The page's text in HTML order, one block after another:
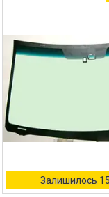
Залишилось